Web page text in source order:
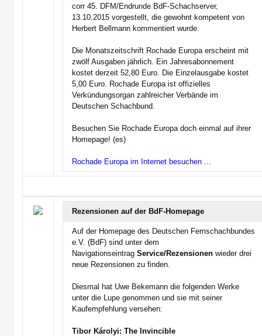
corr 45. DFM/Endrunde BdF-Schachserver,
13.10.2015 vorgestellt, die gewohnt kompetent von
Herbert Bellmann kommentiert wurde.
Die Monatszeitschrift Rochade Europa erscheint mit
zwölf Ausgaben jährlich. Ein Jahresabonnement
kostet derzeit 52,80 Euro. Die Einzelausgabe kostet
5,00 Euro. Rochade Europa ist offizielles
Verkündungsorgan zahlreicher Verbände im
Deutschen Schachbund.
Besuchen Sie Rochade Europa doch einmal auf ihrer
Homepage! (es)
Rochade Europa im Internet besuchen ...
Rezensionen auf der BdF-Homepage
Auf der Homepage des Deutschen Fernschachbundes
e.V. (BdF) sind unter dem
NavigationseintragService/Rezensionenwieder drei
neue Rezensionen zu finden.
Diesmal hat Uwe Bekemann die folgenden Werke
unter die Lupe genommen und sie mit seiner
Kaufempfehlung versehen:
Tibor Károlyi: The Invincible